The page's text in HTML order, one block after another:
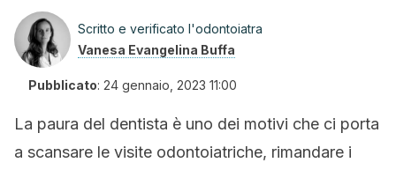
Scritto e verificato l'odontoiatra
Vanesa Evangelina Buffa
Pubblicato: 24 gennaio, 2023 11:00
La paura del dentista è uno dei motivi che ci porta
a scansare le visite odontoiatriche, rimandare i